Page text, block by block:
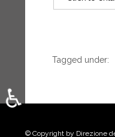
Tagged under:
© Copyright by Direzione